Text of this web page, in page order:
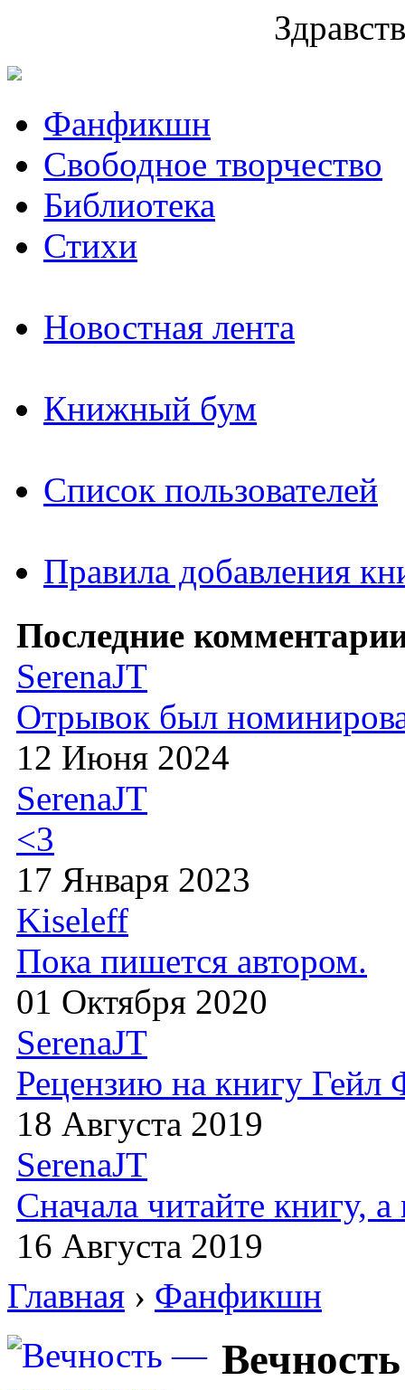
Фанфикшн
Свободное творчество
Библиотека
Стихи
Новостная лента
Книжный бум
Список пользователей
Правила добавления
Последние
SerenaJT
Отрывок был
12 Июня 2024
SerenaJT
<3
17 Января 2023
Kiseleff
Пока пишется автором.
01 Октября 2020
SerenaJT
Рецензию на книгу
18 Августа 2019
SerenaJT
Сначала читайте книгу,
16 Августа 2019
Главная › Фанфикшн